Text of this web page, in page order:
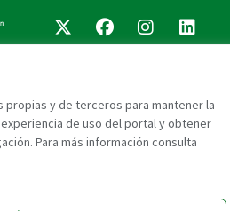
y de terceros para mantener la
de uso del portal y obtener
Para más información consulta
Twitter
Facebook